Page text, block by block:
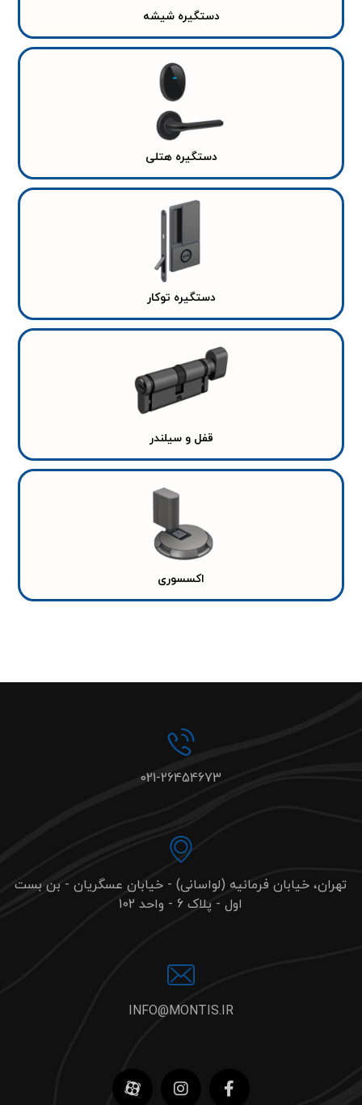
دستگیره شیشه
دستگیره هتلی
دستگیره توکار
قفل و سیلندر
اکسسوری
021-26454673
تهران، خیابان فرمانیه (لواسانی) - خیابان عسگریان - بن بست
اول - پلاک 6 - واحد 102
INFO@MONTIS.IR